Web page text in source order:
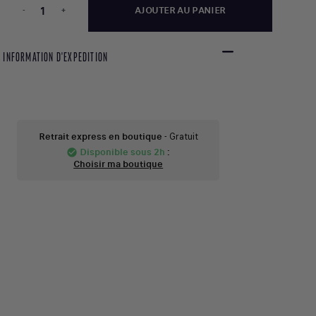
- + AJOUTER AU PANIER
INFORMATION D'EXPEDITION
Retrait express en boutique - Gratuit
check_circle Disponible sous 2h :
Choisir ma boutique